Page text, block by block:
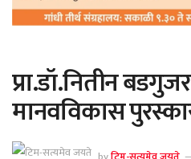
प्रा.डॉ.नितीन
मानवविकास